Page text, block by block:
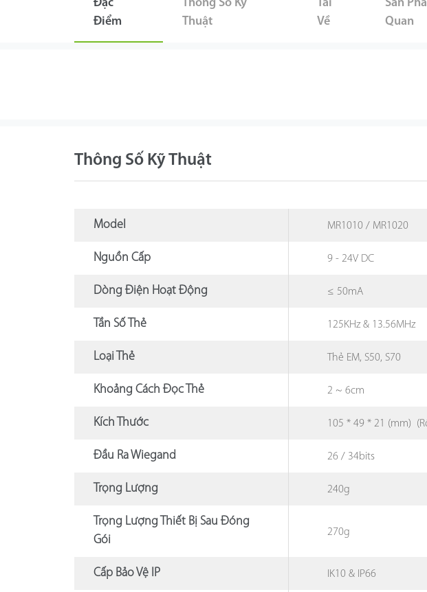
Đặc
Điểm
Thông Số Kỹ
Thuật
Tải
Về
Sản
Quan
Thông Số Kỹ Thuật
Model MR1010 / MR1020
Nguồn Cấp 9 - 24V DC
Dòng Điện Hoạt Động ≤ 50mA
Tần Số Thẻ 125KHz & 13.56MHz
Loại Thẻ Thẻ EM, S50, S70
Khoảng Cách Đọc Thẻ 2 ~ 6cm
Kích Thước 105 * 49 * 21 (mm)
Đầu Ra Wiegand 26 / 34bits
Trọng Lượng 240g
Trọng Lượng Thiết Bị Sau Đóng
Gói
270g
Cấp Bảo Vệ IP IK10 & IP66